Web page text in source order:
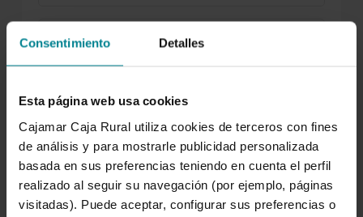
Consentimiento Detalles
Esta página web usa cookies
Cajamar Caja Rural utiliza cookies de terceros con fines
de análisis y para mostrarle publicidad personalizada
basada en sus preferencias teniendo en cuenta el perfil
realizado al seguir su navegación (por ejemplo, páginas
visitadas). Puede aceptar, configurar sus preferencias o
Cuáles son los alimentos más
consumidos en el mundo
La importancia de Cervantes